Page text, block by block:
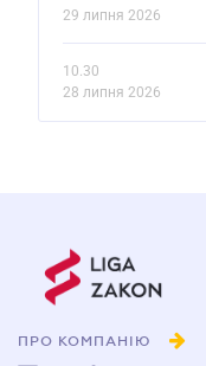
29 липня 2026
10.30
28 липня 2026
ПРО КОМПАНІЮ